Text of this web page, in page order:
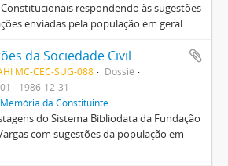
respondendo às sugestões
enviadas pela população em geral.
da Sociedade Civil
MC-CEC-SUG-088
Dossiê
- 1986-12-31
Memória da Constituinte
do Sistema Bibliodata da Fundação
com sugestões da população em